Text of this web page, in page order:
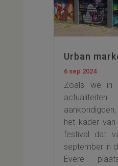
Urban
6 sep 2024
Zoals we in
het kader
festival dat
september in
Evere